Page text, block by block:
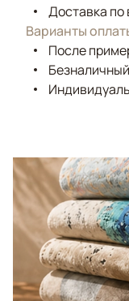
Доставка по
Варианты
После